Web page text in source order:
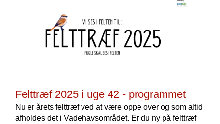
Felttræf 2025 i uge 42 - programmet
Nu er årets felttræf ved at være oppe over og som altid
afholdes det i Vadehavsområdet. Er du ny på felttræf